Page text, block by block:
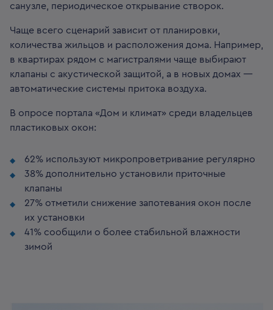
санузле, периодическое открывание створок.
Чаще всего сценарий зависит от планировки,
количества жильцов и расположения дома. Например,
в квартирах рядом с магистралями чаще выбирают
клапаны с акустической защитой, а в новых домах —
автоматические системы притока воздуха.
В опросе портала «Дом и климат» среди владельцев
пластиковых окон:
62% используют микропроветривание регулярно
38% дополнительно установили приточные
клапаны
27% отметили снижение запотевания окон после
их установки
41% сообщили о более стабильной влажности
зимой